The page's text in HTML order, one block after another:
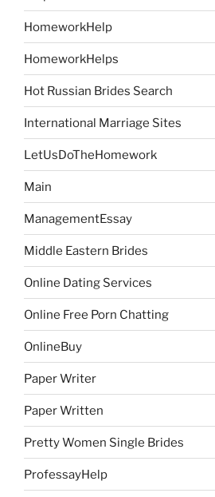
HomeworkHelp
HomeworkHelps
Hot Russian Brides Search
International Marriage Sites
LetUsDoTheHomework
Main
ManagementEssay
Middle Eastern Brides
Online Dating Services
Online Free Porn Chatting
OnlineBuy
Paper Writer
Paper Written
Pretty Women Single Brides
ProfessayHelp